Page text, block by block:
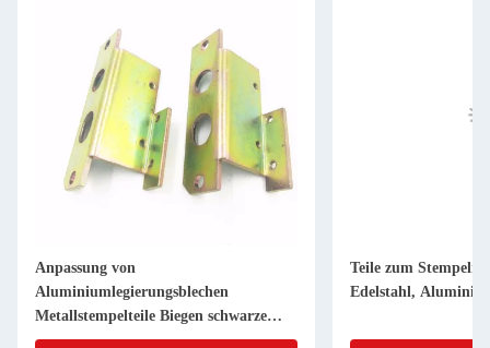
Anpassung von
Aluminiumlegierungsblechen
Metallstempelteile Biegen schwarze
Oberflächenbehandlung
Teile zum Stempeln
Edelstahl,